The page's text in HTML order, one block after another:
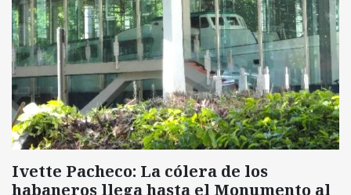
Ivette Pacheco: La cólera de los
habaneros llega hasta el Monumento al